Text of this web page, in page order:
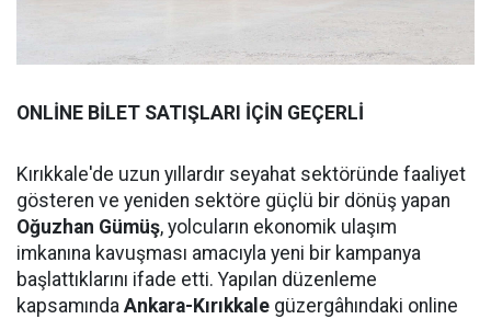
ONLİNE BİLET SATIŞLARI İÇİN GEÇERLİ
Kırıkkale'de uzun yıllardır seyahat sektöründe faaliyet
gösteren ve yeniden sektöre güçlü bir dönüş yapan
Oğuzhan Gümüş, yolcuların ekonomik ulaşım
imkanına kavuşması amacıyla yeni bir kampanya
başlattıklarını ifade etti. Yapılan düzenleme
kapsamında Ankara-Kırıkkale güzergâhındaki online